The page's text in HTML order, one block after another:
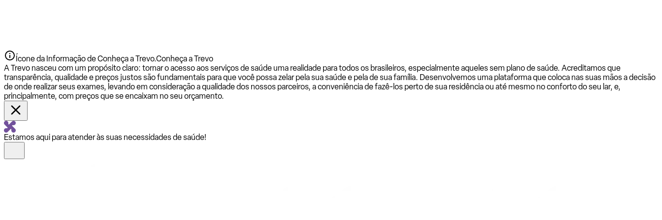
Ícone da Informação de Conheça a Trevo.Conheça a Trevo
A Trevo nasceu com um propósito claro: tornar o acesso aos serviços de saúde uma realidade para todos os brasileiros, especialmente aqueles sem plano de saúde. Acreditamos que
transparência, qualidade e preços justos são fundamentais para que você possa zelar pela sua saúde e pela de sua família. Desenvolvemos uma plataforma que coloca nas suas mãos a decisão
de onde realizar seus exames, levando em consideração a qualidade dos nossos parceiros, a conveniência de fazê-los perto de sua residência ou até mesmo no conforto do seu lar, e,
principalmente, com preços que se encaixam no seu orçamento.
Estamos aqui para atender às suas necessidades de saúde!